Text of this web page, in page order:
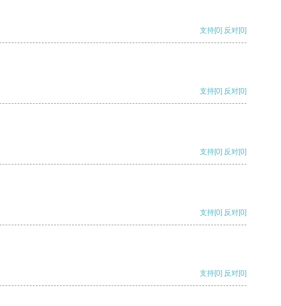
支持[0] 反对[0]
支持[0] 反对[0]
支持[0] 反对[0]
支持[0] 反对[0]
支持[0] 反对[0]